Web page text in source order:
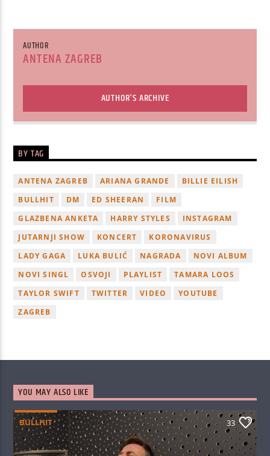
AUTHOR
ANTENA ZAGREB
AUTHOR'S ARCHIVE
BY TAG
ANTENA ZAGREB ARIANA GRANDE
BILLIE EILISH
BULLHIT
DM ED SHEERAN
FILM
GLAZBENA ANKETA
HARRY STYLES
INSTAGRAM
JUTARNJI SHOW
KONCERT
KORONAVIRUS
LADY GAGA
LUKA BULIĆ NAGRADA
NOVI ALBUM
NOVI SINGL
OSVOJI PLAYLIST
TAMARA LOOS
TAYLOR SWIFT
TWITTER VIDEO
YOUTUBE
ZAGREB
YOU MAY ALSO LIKE
BULLHIT 33